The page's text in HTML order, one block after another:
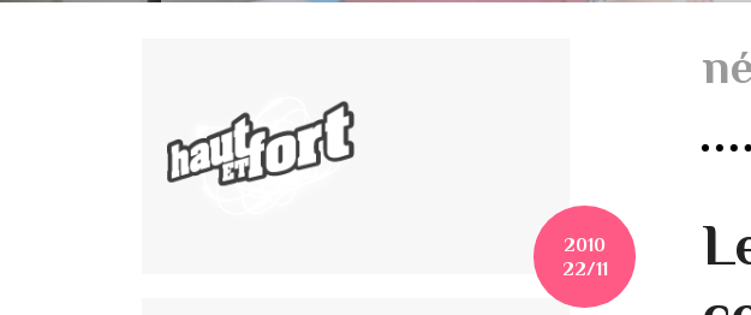
2010
22/11